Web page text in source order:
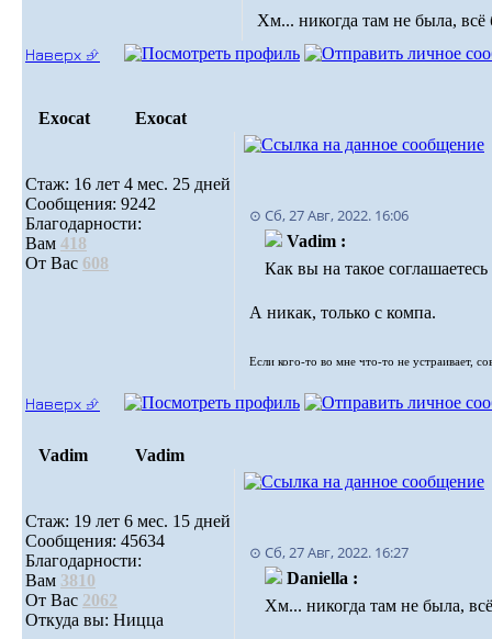
Хм... никогда там не была,
Наверх ⮵
Exocat Exocat
Стаж: 16 лет 4 мес. 25 дней
Сообщения: 9242
Благодарности:
Вам 418
От Вас 608
⊙ Сб, 27 Авг, 2022. 16:06
Vadim :
Как вы на такое
А никак, только с компа.
Если кого-то во мне что-то не устраивает,
Наверх ⮵
Vadim Vadim
Стаж: 19 лет 6 мес. 15 дней
Сообщения: 45634
Благодарности:
Вам 3810
От Вас 2062
Откуда вы: Ницца
⊙ Сб, 27 Авг, 2022. 16:27
Daniella :
Хм... никогда там не была,